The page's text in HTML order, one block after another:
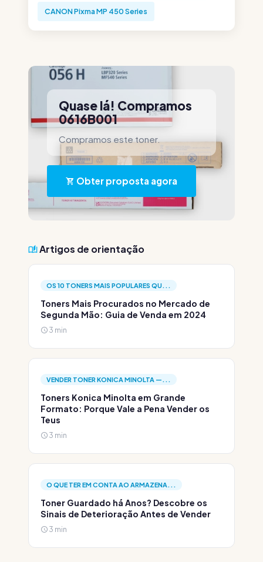
CANON Pixma MP 450 Series
Quase lá! Compramos
0616B001
Compramos este toner.
Obter proposta agora
Artigos de orientação
OS 10 TONERS MAIS POPULARES QU...
Toners Mais Procurados no Mercado de
Segunda Mão: Guia de Venda em 2024
3 min
VENDER TONER KONICA MINOLTA —...
Toners Konica Minolta em Grande
Formato: Porque Vale a Pena Vender os
Teus
3 min
O QUE TER EM CONTA AO ARMAZENA...
Toner Guardado há Anos? Descobre os
Sinais de Deterioração Antes de Vender
3 min